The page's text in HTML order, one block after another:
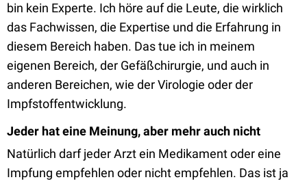
bin kein Experte. Ich höre auf die Leute, die wirklich
das Fachwissen, die Expertise und die Erfahrung in
diesem Bereich haben. Das tue ich in meinem
eigenen Bereich, der Gefäßchirurgie, und auch in
anderen Bereichen, wie der Virologie oder der
Impfstoffentwicklung.
Jeder hat eine Meinung, aber mehr auch nicht
Natürlich darf jeder Arzt ein Medikament oder eine
Impfung empfehlen oder nicht empfehlen. Das ist ja